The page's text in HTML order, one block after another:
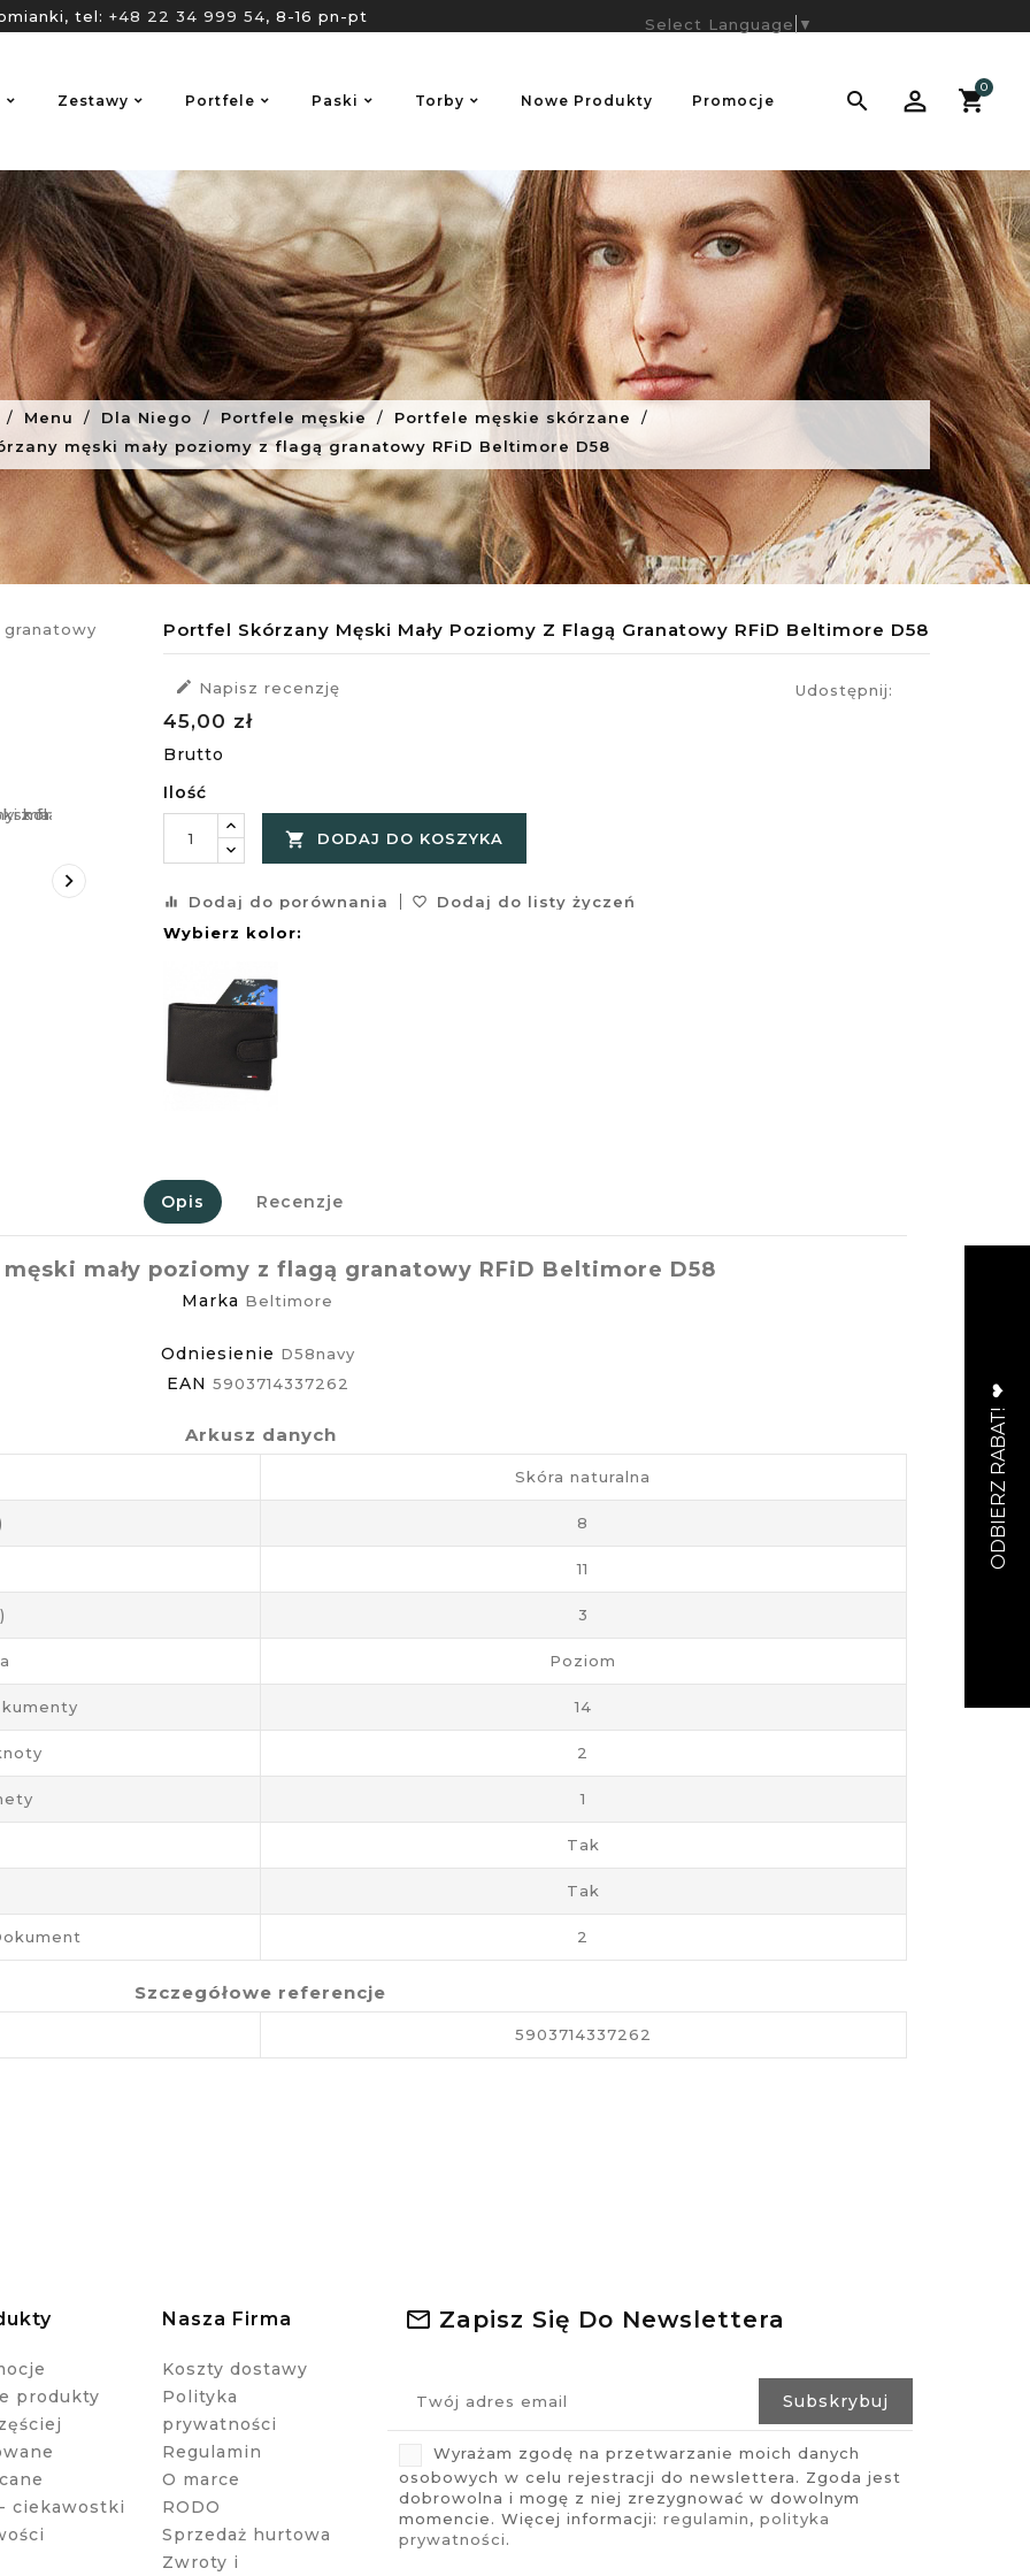
tel: +48 22 34 999 54, 8-16 pn-pt
0

Zestawy Portfele Paski Torby Nowe Produkty Promocje
Select Language ▼
Menu Dla Niego Portfele męskie
Portfele męskie skórzane
męski mały poziomy z flagą granatowy RFiD Beltimore D58

Portfel Skórzany Męski Mały Poziomy Z Flagą Granatowy RFiD Beltimore D58
 Napisz recenzję Udostępnij:
45,00 zł
Brutto
Ilość
 DODAJ DO KOSZYKA
equalizer Dodaj do porównania favorite_border
Dodaj do listy życzeń
Wybierz kolor:
Opis Recenzje
mały poziomy z flagą granatowy RFiD Beltimore D58
Marka Beltimore
Odniesienie D58navy
EAN 5903714337262
Arkusz danych
Skóra naturalna
8
11
3
Poziom
14
2
1
Tak
Tak
2
Szczegółowe referencje
5903714337262
Zapisz Się Do Newslettera
Wyrażam zgodę na przetwarzanie moich danych
osobowych w celu rejestracji do newslettera. Zgoda jest
dobrowolna i mogę z niej zrezygnować w dowolnym
momencie. Więcej informacji: regulamin, polityka
prywatności.
produkty
ciekawostki
Nasza Firma
Koszty dostawy
Polityka
prywatności
Regulamin
O marce
RODO
Sprzedaż hurtowa
Zwroty i